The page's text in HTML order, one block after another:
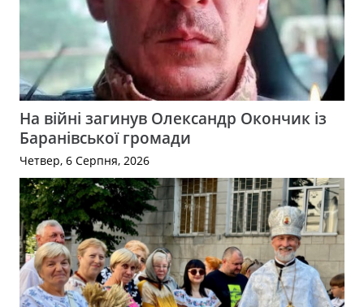
На війні загинув Олександр Окончик із
Баранівської громади
Четвер, 6 Серпня, 2026